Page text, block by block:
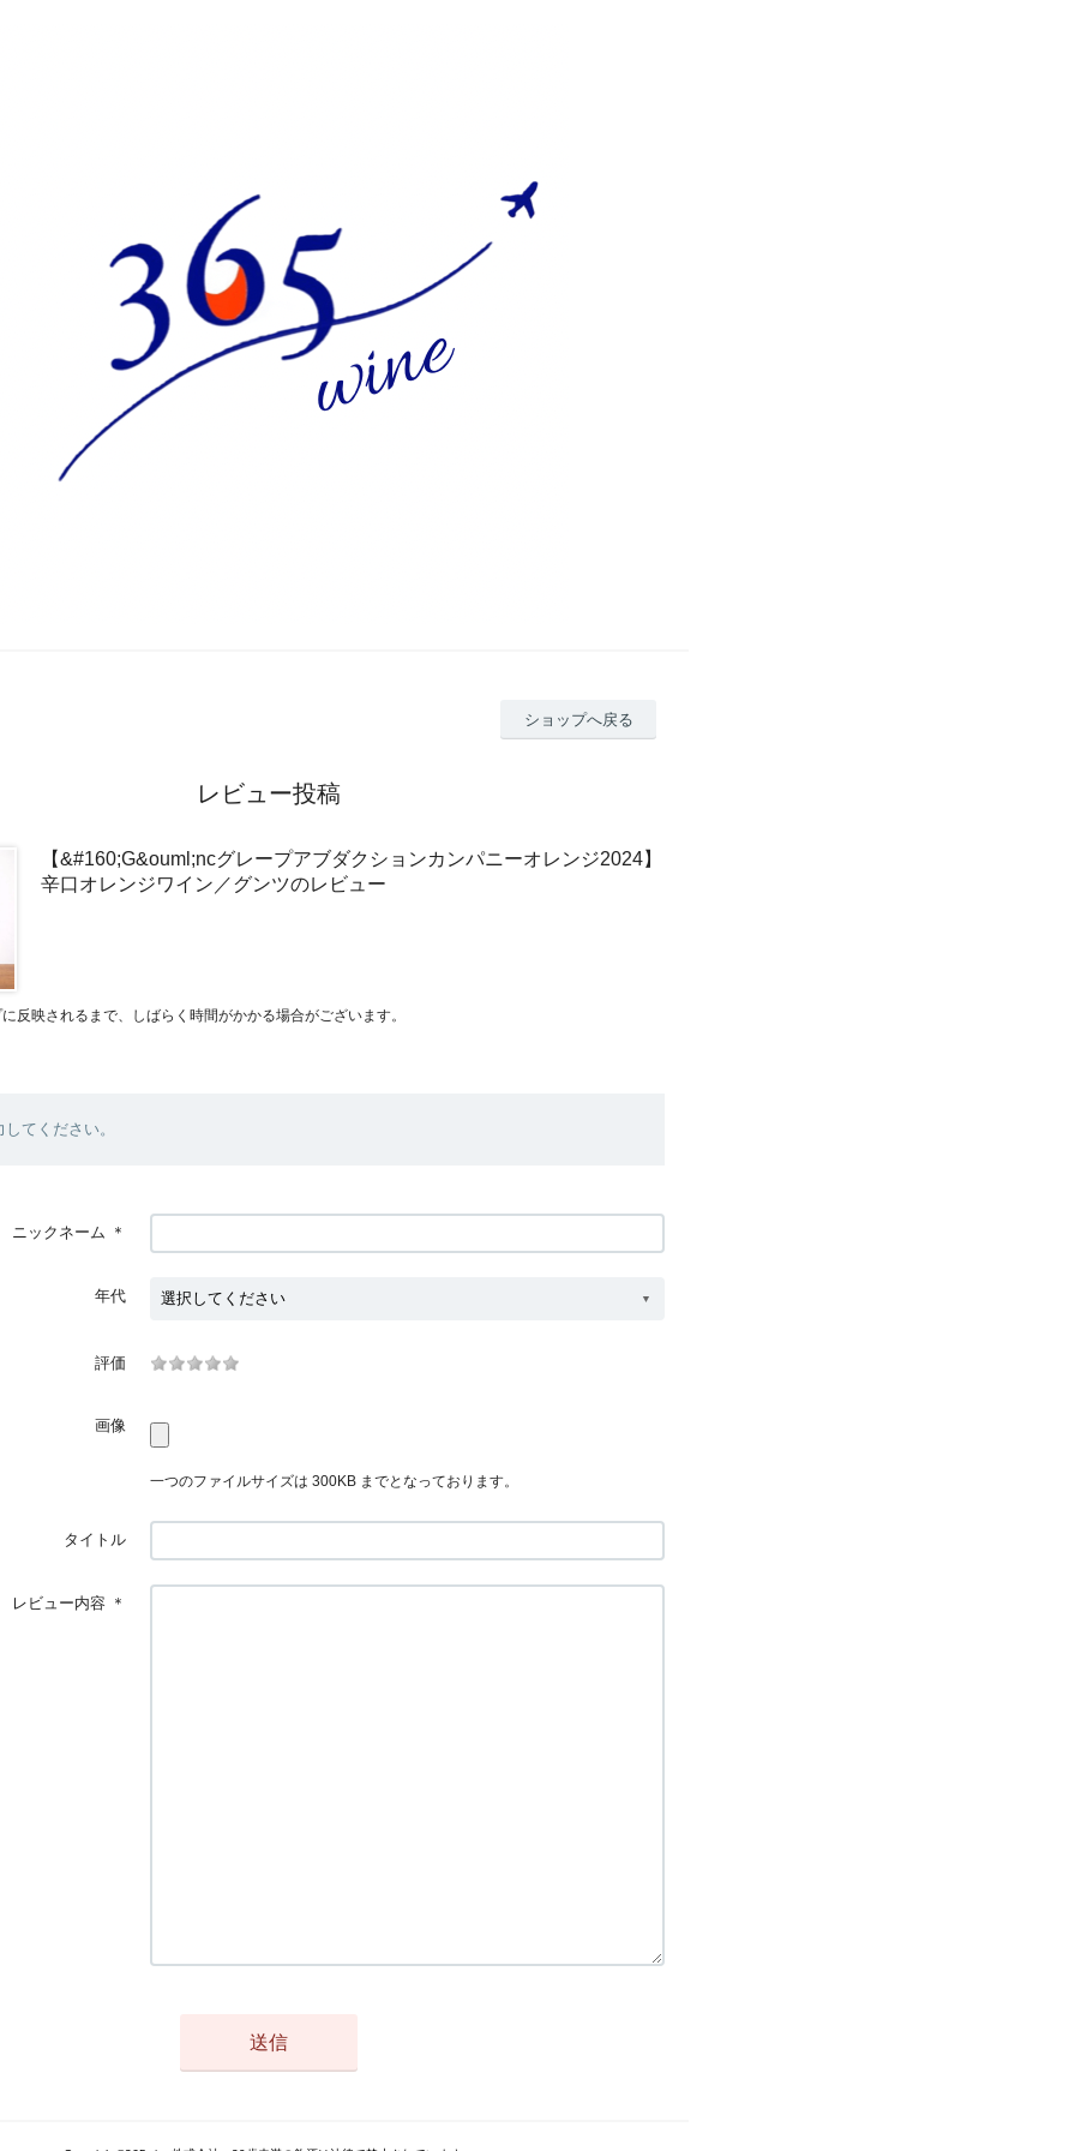
ショップへ戻る
レビュー投稿
【&#160;G&ouml;ncグレープアブダクションカンパニーオレンジ2024】
辛口オレンジワイン／グンツのレビュー
反映されるまで、しばらく時間がかかる場合がございます。
てください。
ニックネーム ＊
年代
評価
画像
一つのファイルサイズは 300KB までとなっております。
タイトル
レビュー内容 ＊